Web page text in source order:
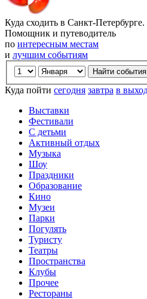
Куда сходить в Санкт-
Помощник и путеводитель
по интересным местам
и лучшим событиям
Куда пойти сегодня завтра в
Выставки
Фестивали
С детьми
Активный отдых
Музыка
Шоу
Праздники
Образование
Кино
Музеи
Парки
Погулять
Туристу
Театры
Пространства
Клубы
Прочее
Рестораны